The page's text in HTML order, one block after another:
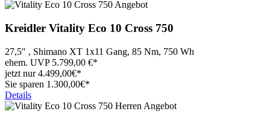
Kreidler Vitality Eco 10 Cross 750
27,5" , Shimano XT 1x11 Gang, 85 Nm, 750 Wh
ehem. UVP 5.799,00 €*
jetzt nur4.499,00€*
Sie sparen 1.300,00€*
Details